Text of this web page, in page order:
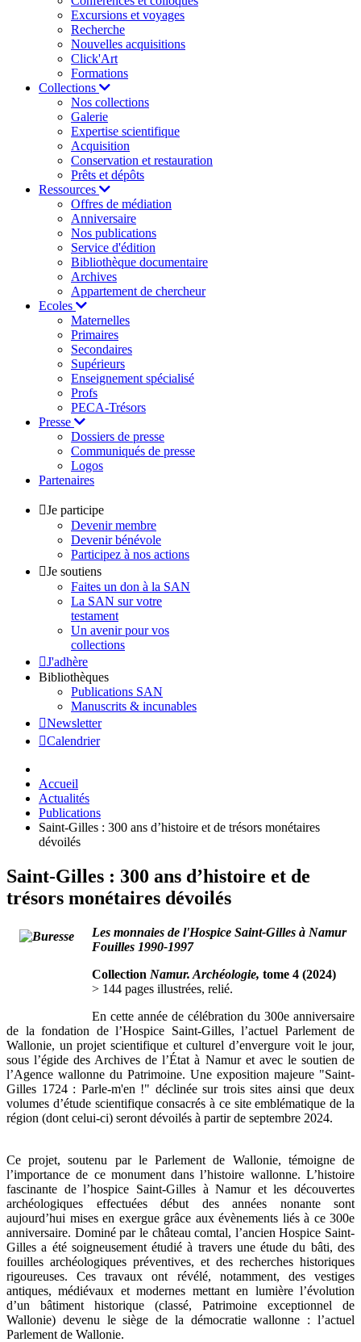
Excursions et voyages
Recherche
Nouvelles acquisitions
Click'Art
Formations
Collections
Nos collections
Galerie
Expertise scientifique
Acquisition
Conservation et restauration
Prêts et dépôts
Ressources
Offres de médiation
Anniversaire
Nos publications
Service d'édition
Bibliothèque documentaire
Archives
Appartement de chercheur
Ecoles
Maternelles
Primaires
Secondaires
Supérieurs
Enseignement spécialisé
Profs
PECA-Trésors
Presse
Dossiers de presse
Communiqués de presse
Logos
Partenaires
Je participe
Devenir membre
Devenir bénévole
Participez à nos actions
Je soutiens
Faites un don à la SAN
La SAN sur votre
testament
Un avenir pour vos
collections
J'adhère
Bibliothèques
Publications SAN
Manuscrits & incunables
Newsletter
Calendrier
Accueil
Actualités
Publications
Saint-Gilles : 300 ans d’histoire et de trésors monétaires
dévoilés
Saint-Gilles : 300 ans d’histoire et de
trésors monétaires dévoilés
Les monnaies de l'Hospice Saint-Gilles à Namur
Fouilles 1990-1997
Collection Namur. Archéologie, tome 4 (2024)
> 144 pages illustrées, relié.
En cette année de célébration du 300e anniversaire
de la fondation de l’Hospice Saint-Gilles, l’actuel Parlement de
Wallonie, un projet scientifique et culturel d’envergure voit le jour,
sous l’égide des Archives de l’État à Namur et avec le soutien de
l’Agence wallonne du Patrimoine. Une exposition majeure "Saint-
Gilles 1724 : Parle-m'en !" déclinée sur trois sites ainsi que deux
volumes d’étude scientifique consacrés à ce site emblématique de la
région (dont celui-ci) seront dévoilés à partir de septembre 2024.
Ce projet, soutenu par le Parlement de Wallonie, témoigne de
l’importance de ce monument dans l’histoire wallonne. L’histoire
fascinante de l’hospice Saint-Gilles à Namur et les découvertes
archéologiques effectuées début des années nonante sont
aujourd’hui mises en exergue grâce aux évènements liés à ce 300e
anniversaire. Dominé par le château comtal, l’ancien Hospice Saint-
Gilles a été soigneusement étudié à travers une étude du bâti, des
fouilles archéologiques préventives, et des recherches historiques
rigoureuses. Ces travaux ont révélé, notamment, des vestiges
antiques, médiévaux et modernes mettant en lumière l’évolution
d’un bâtiment historique (classé, Patrimoine exceptionnel de
Wallonie) devenu le siège de la démocratie wallonne : l’actuel
Parlement de Wallonie.